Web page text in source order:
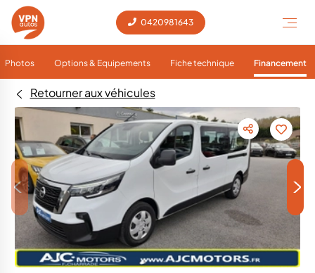
0420981643
Photos Options & Equipements Fiche technique Financement
Retourner aux véhicules
< >